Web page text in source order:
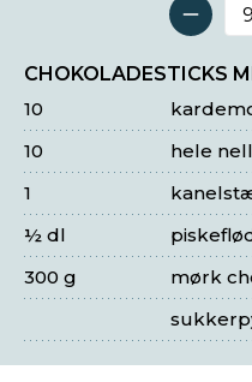
CHOKOLADESTICKS
10
hele
10
1
½ dl
mørk
300 g